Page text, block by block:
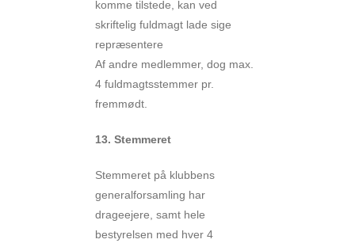
komme tilstede, kan ved
skriftelig fuldmagt lade sige
repræsentere
Af andre medlemmer, dog max.
4 fuldmagtsstemmer pr.
fremmødt.
13. Stemmeret
Stemmeret på klubbens
generalforsamling har
drageejere, samt hele
bestyrelsen med hver 4